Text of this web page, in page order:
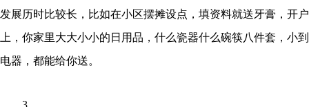
发展历时比较长，比如在小区摆摊设点，填资料就送牙膏，开
上，你家里大大小小的日用品，什么瓷器什么碗筷八件套，小
电器，都能给你送。
3.